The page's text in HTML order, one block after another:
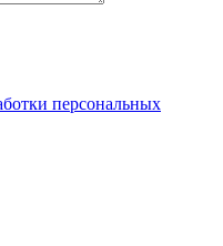
персональных